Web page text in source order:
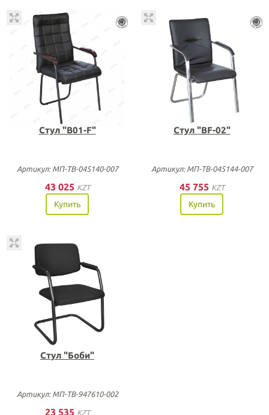
Стул "B01-F"
Артикул: МП-ТВ-045140-007
43 025 KZT
Купить
Стул "BF-02"
Артикул: МП-ТВ-045144-007
45 755 KZT
Купить
Стул "Боби"
Артикул: МП-ТВ-947610-002
23 535 KZT